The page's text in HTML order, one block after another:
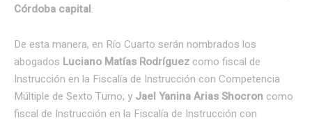
Córdoba capital.
De esta manera, en Río Cuarto serán nombrados los
abogados Luciano Matías Rodríguez como fiscal de
Instrucción en la Fiscalía de Instrucción con Competencia
Múltiple de Sexto Turno; y Jael Yanina Arias Shocron como
fiscal de Instrucción en la Fiscalía de Instrucción con